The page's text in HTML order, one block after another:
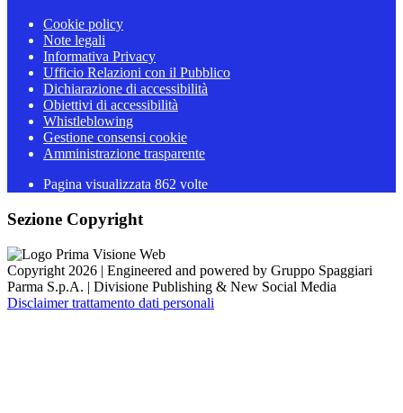
Cookie policy
Note legali
Informativa Privacy
Ufficio Relazioni con il Pubblico
Dichiarazione di accessibilità
Obiettivi di accessibilità
Whistleblowing
Gestione consensi cookie
Amministrazione trasparente
Pagina visualizzata 862 volte
Sezione Copyright
Copyright 2026 | Engineered and powered by Gruppo Spaggiari
Parma S.p.A. | Divisione Publishing & New Social Media
Disclaimer trattamento dati personali